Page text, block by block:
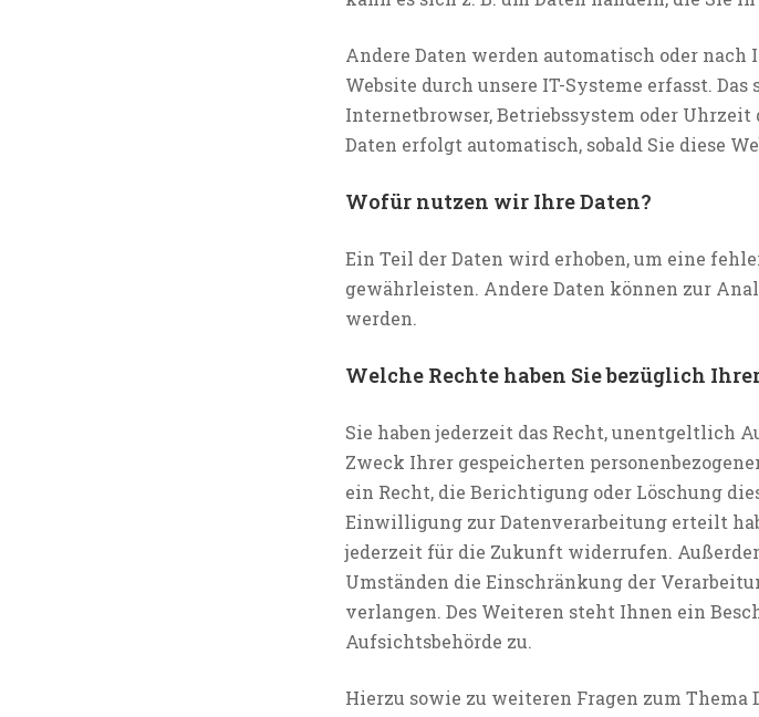
Andere Daten werden automatisch oder
Website durch unsere IT-Systeme erfasst.
Internetbrowser, Betriebssystem oder Uhrzeit
Daten erfolgt automatisch, sobald Sie diese
Wofür nutzen wir Ihre Daten?
Ein Teil der Daten wird erhoben, um eine
gewährleisten. Andere Daten können zur
werden.
Welche Rechte haben Sie bezüglich
Sie haben jederzeit das Recht, unentgeltlich
Zweck Ihrer gespeicherten
ein Recht, die Berichtigung oder Löschung
Einwilligung zur Datenverarbeitung erteilt
jederzeit für die Zukunft widerrufen.
Umständen die Einschränkung der
verlangen. Des Weiteren steht Ihnen ein
Aufsichtsbehörde zu.
Hierzu sowie zu weiteren Fragen zum